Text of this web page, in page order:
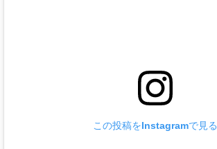
この投稿をInstagramで見る